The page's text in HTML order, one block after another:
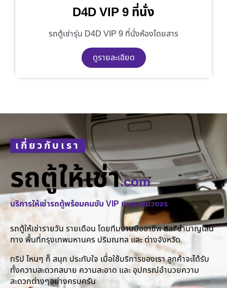
D4D VIP 9 ที่นั่ง
รถตู้เช่ารุ่น D4D VIP 9 ที่นั่งห้องโดยสาร
ดูรายละเอียด
เกี่ยวกับเรา
รถตู้ให้เช่า.com
บริการให้เช่ารถตู้พร้อมคนขับ VIP แบบครบวงจร
รถตู้ให้เช่ารายวัน รายเดือน โดยทีมงานมืออาชีพ และ ชำนาญเส้น
ทาง พื้นที่กรุงเทพมหานคร ปริมณฑล และ ต่างจังหวัด
ทริป ไหนๆ ก็ สนุก ประทับใจ เมื่อใช้บริการของเรา ลูกค้าจะได้รับ
ทั้งความสะดวกสบาย ความสะอาด และ อุปกรณ์อำนวยความ
สะดวกต่างๆอย่างครบครัน